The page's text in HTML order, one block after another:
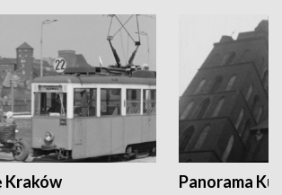
Kraków Panorama